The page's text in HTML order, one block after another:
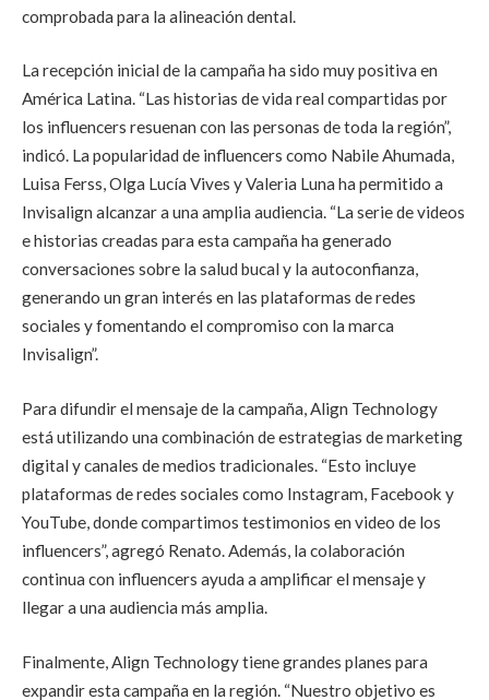
comprobada para la alineación dental.
La recepción inicial de la campaña ha sido muy positiva en
América Latina. “Las historias de vida real compartidas por
los influencers resuenan con las personas de toda la región”,
indicó. La popularidad de influencers como Nabile Ahumada,
Luisa Ferss, Olga Lucía Vives y Valeria Luna ha permitido a
Invisalign alcanzar a una amplia audiencia. “La serie de videos
e historias creadas para esta campaña ha generado
conversaciones sobre la salud bucal y la autoconfianza,
generando un gran interés en las plataformas de redes
sociales y fomentando el compromiso con la marca
Invisalign”.
Para difundir el mensaje de la campaña, Align Technology
está utilizando una combinación de estrategias de marketing
digital y canales de medios tradicionales. “Esto incluye
plataformas de redes sociales como Instagram, Facebook y
YouTube, donde compartimos testimonios en video de los
influencers”, agregó Renato. Además, la colaboración
continua con influencers ayuda a amplificar el mensaje y
llegar a una audiencia más amplia.
Finalmente, Align Technology tiene grandes planes para
expandir esta campaña en la región. “Nuestro objetivo es